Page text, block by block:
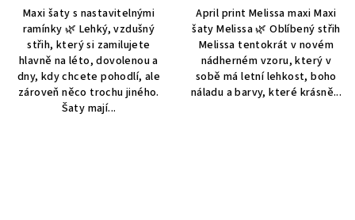
Maxi šaty s nastavitelnými
ramínky 🌿 Lehký, vzdušný
střih, který si zamilujete
hlavně na léto, dovolenou a
dny, kdy chcete pohodlí, ale
zároveň něco trochu jiného.
Šaty mají...
April print Melissa maxi Maxi
šaty Melissa 🌿 Oblíbený střih
Melissa tentokrát v novém
nádherném vzoru, který v
sobě má letní lehkost, boho
náladu a barvy, které krásně...